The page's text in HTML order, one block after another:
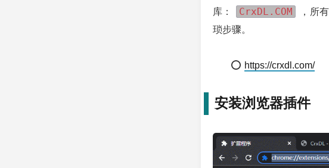
库：
CrxDL.COM
，所
琐步骤。
⭕ https://crxdl.com/
安装浏览器插件